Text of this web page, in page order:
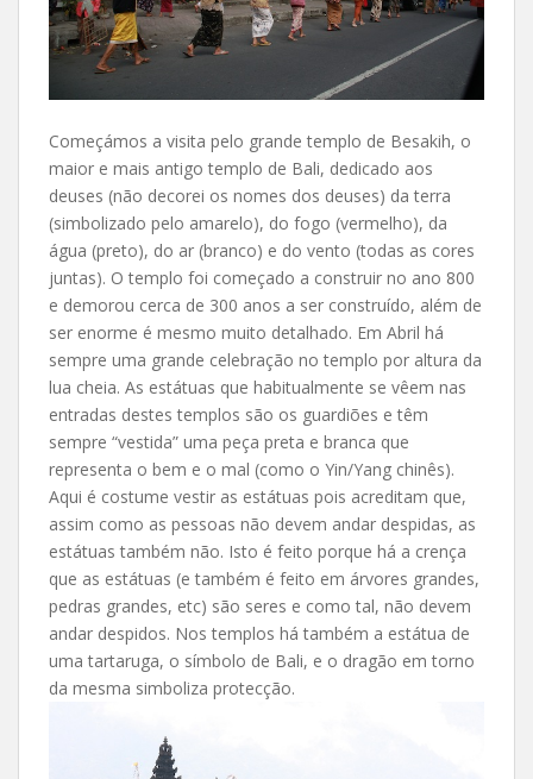
Começámos a visita pelo grande templo de Besakih, o
maior e mais antigo templo de Bali, dedicado aos
deuses (não decorei os nomes dos deuses) da terra
(simbolizado pelo amarelo), do fogo (vermelho), da
água (preto), do ar (branco) e do vento (todas as cores
juntas). O templo foi começado a construir no ano 800
e demorou cerca de 300 anos a ser construído, além de
ser enorme é mesmo muito detalhado. Em Abril há
sempre uma grande celebração no templo por altura da
lua cheia. As estátuas que habitualmente se vêem nas
entradas destes templos são os guardiões e têm
sempre “vestida” uma peça preta e branca que
representa o bem e o mal (como o Yin/Yang chinês).
Aqui é costume vestir as estátuas pois acreditam que,
assim como as pessoas não devem andar despidas, as
estátuas também não. Isto é feito porque há a crença
que as estátuas (e também é feito em árvores grandes,
pedras grandes, etc) são seres e como tal, não devem
andar despidos. Nos templos há também a estátua de
uma tartaruga, o símbolo de Bali, e o dragão em torno
da mesma simboliza protecção.